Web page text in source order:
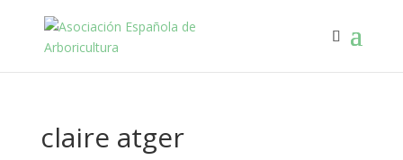
claire atger